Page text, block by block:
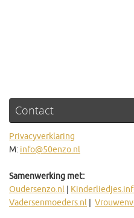
Contact
Privacyverklaring
M: info@50enzo.nl
Samenwerking met:
Oudersenzo.nl |
Vadersenmoeders.nl |